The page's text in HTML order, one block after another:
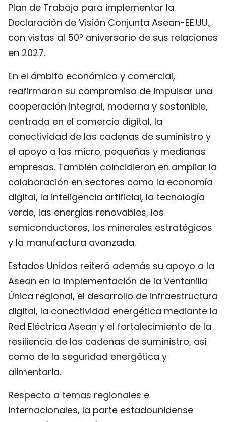
Plan de Trabajo para implementar la
Declaración de Visión Conjunta Asean-EE.UU.,
con vistas al 50º aniversario de sus relaciones
en 2027.
En el ámbito económico y comercial,
reafirmaron su compromiso de impulsar una
cooperación integral, moderna y sostenible,
centrada en el comercio digital, la
conectividad de las cadenas de suministro y
el apoyo a las micro, pequeñas y medianas
empresas. También coincidieron en ampliar la
colaboración en sectores como la economía
digital, la inteligencia artificial, la tecnología
verde, las energías renovables, los
semiconductores, los minerales estratégicos
y la manufactura avanzada.
Estados Unidos reiteró además su apoyo a la
Asean en la implementación de la Ventanilla
Única regional, el desarrollo de infraestructura
digital, la conectividad energética mediante la
Red Eléctrica Asean y el fortalecimiento de la
resiliencia de las cadenas de suministro, así
como de la seguridad energética y
alimentaria.
Respecto a temas regionales e
internacionales, la parte estadounidense